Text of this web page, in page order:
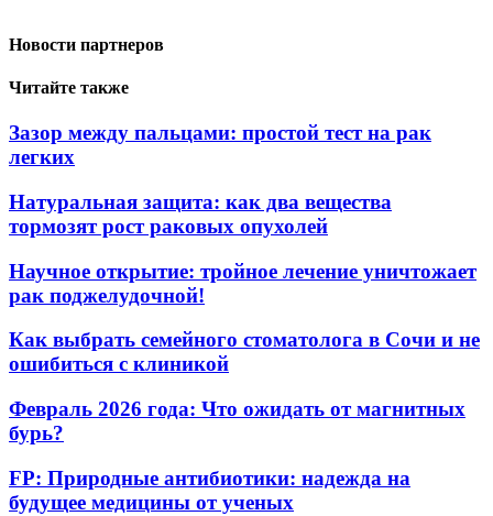
Новости партнеров
Читайте также
Зазор между пальцами: простой тест на рак
легких
Натуральная защита: как два вещества
тормозят рост раковых опухолей
Научное открытие: тройное лечение уничтожает
рак поджелудочной!
Как выбрать семейного стоматолога в Сочи и не
ошибиться с клиникой
Февраль 2026 года: Что ожидать от магнитных
бурь?
FP: Природные антибиотики: надежда на
будущее медицины от ученых